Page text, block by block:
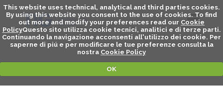
This website uses technical, analytical and third parties cookies.
By using this website you consent to the use of cookies. To find
out more and modify your preferences read our Cookie
PolicyQuesto sito utilizza cookie tecnici, analitici e di terze parti.
Continuando la navigazione acconsenti all'utilizzo dei cookie. Per
saperne di piú e per modificare le tue preferenze consulta la
nostra Cookie Policy
OK